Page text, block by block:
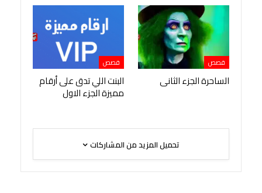
قصص
الساحرة الجزء الثانى
قصص
البنت اللي تدق على أرقام
مميزة الجزء الاول
تحميل المزيد من المشاركات